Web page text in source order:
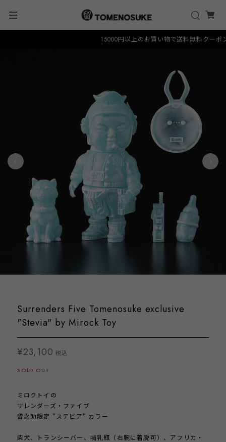
15000円以上のお買い物で送料無料クーポン
Surrenders Five Tomenosuke exclusive
"Stevia" by Mirock Toy
¥23,100 税込
SOLD OUT
ミロクトイの
サレンダーズ・ファイブ
留之助限定 "ステビア" カラー
柴犬、トランシーバー、哺乳瓶（右腕に着脱可）、アフリカ・